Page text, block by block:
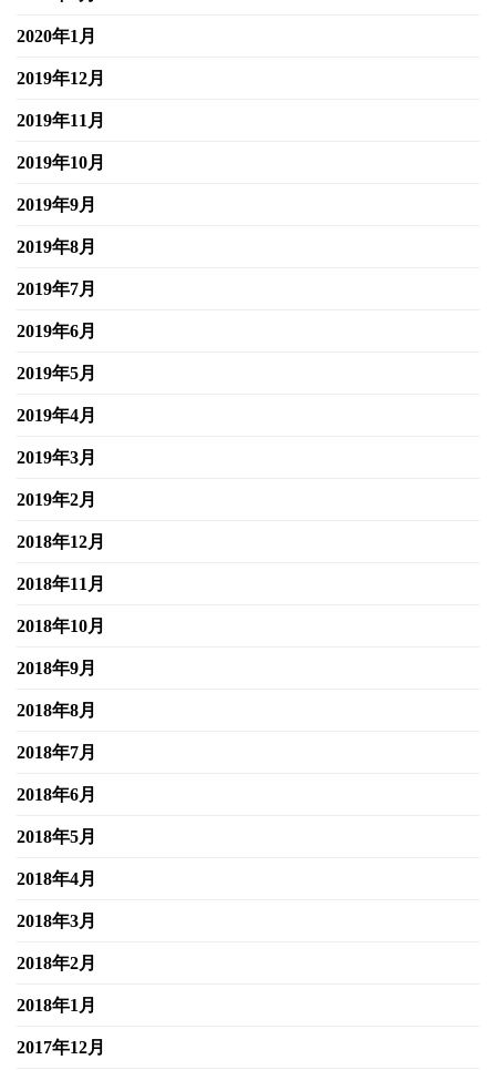
2020年1月
2019年12月
2019年11月
2019年10月
2019年9月
2019年8月
2019年7月
2019年6月
2019年5月
2019年4月
2019年3月
2019年2月
2018年12月
2018年11月
2018年10月
2018年9月
2018年8月
2018年7月
2018年6月
2018年5月
2018年4月
2018年3月
2018年2月
2018年1月
2017年12月